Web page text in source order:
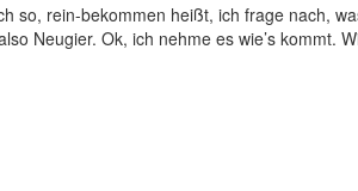
so, rein-bekommen heißt, ich frage nach,
Neugier. Ok, ich nehme es wie’s kommt.